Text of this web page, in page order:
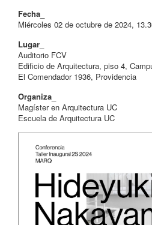
Fecha_
Miércoles 02 de octubre de 2024,
Lugar_
Auditorio FCV
Edificio de Arquitectura, piso 4,
El Comendador 1936, Providencia
Organiza_
Magíster en Arquitectura UC
Escuela de Arquitectura UC